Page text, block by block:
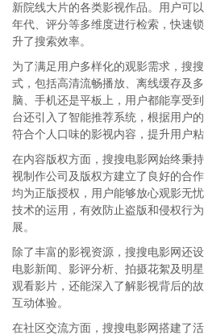
新院线大片的各类影视作品。用户可
年代、评分等多维度进行检索，快速
升了搜索效率。
为了满足用户多样化的观影需求，搜
式，包括高清流畅播放、离线缓存及
脑、手机还是平板上，用户都能享受
台还引入了智能推荐系统，根据用户
符合个人口味的影视内容，提升用户粘
在内容版权方面，搜搜电影网始终秉
视制作公司及版权方建立了良好的合
均为正版授权，用户能够放心观影无
技术的运用，有效防止盗版和侵权行
展。
除了丰富的影视资源，搜搜电影网还
电影新闻、影评分析、拍摄花絮及明
观看影片，还能深入了解影视背后的
互动体验。
在社区交流方面，搜搜电影网搭建了